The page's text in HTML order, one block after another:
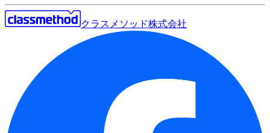
クラスメソッド株式会社